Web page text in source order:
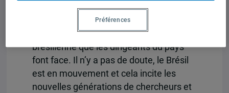
évoque les transformations en cours
depuis les 40 ou 50 dernières années, et
les défis auxquels tant la société
brésilienne que les dirigeants du pays
font face. Il n’y a pas de doute, le Brésil
est en mouvement et cela incite les
nouvelles générations de chercheurs et
Préférences